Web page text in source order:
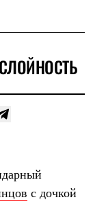
с дочкой